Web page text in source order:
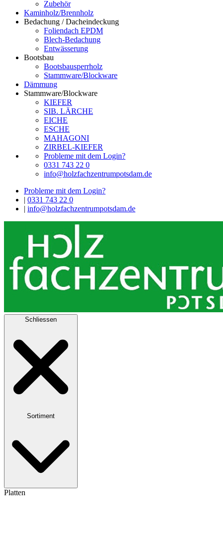
Zubehör
Kaminholz/Brennholz
Bedachung / Dacheindeckung
Foliendach EPDM
Blech-Bedachung
Entwässerung
Bootsbau
Bootsbausperrholz
Stammware/Blockware
Dämmung
Stammware/Blockware
KIEFER
SIB. LÄRCHE
EICHE
ESCHE
MAHAGONI
ZIRBEL-KIEFER
Probleme mit dem Login?
0331 743 22 0
info@holzfachzentrumpotsdam.de
Probleme mit dem Login?
| 0331 743 22 0
| info@holzfachzentrumpotsdam.de
Schliessen
Sortiment
Platten